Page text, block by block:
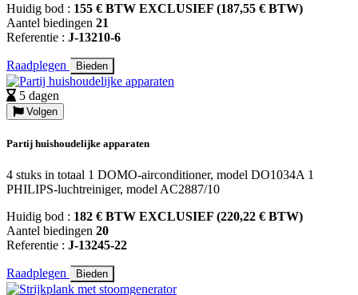
Huidig bod : 155 € BTW EXCLUSIEF (187,55 € BTW)
Aantel biedingen 21
Referentie : J-13210-6
Raadplegen Bieden
5 dagen
Volgen
Partij huishoudelijke apparaten
4 stuks in totaal 1 DOMO-airconditioner, model DO1034A 1
PHILIPS-luchtreiniger, model AC2887/10
Huidig bod : 182 € BTW EXCLUSIEF (220,22 € BTW)
Aantel biedingen 20
Referentie : J-13245-22
Raadplegen Bieden